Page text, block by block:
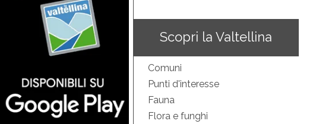
Scopri la Valtellina
Comuni
Punti d'interesse
Fauna
Flora e funghi